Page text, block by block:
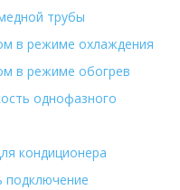
трубы
в режиме охлаждения
в режиме обогрев
однофазного
кондиционера
подключение